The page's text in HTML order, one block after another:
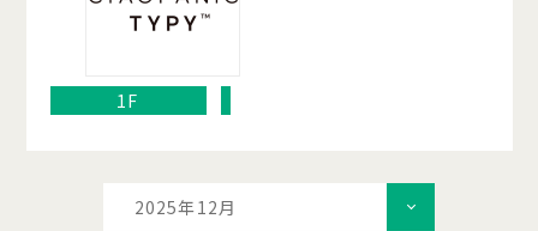
1F
2025年12月